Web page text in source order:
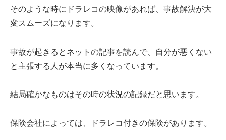
そのような時にドラレコの映像があれば、事故解決が大
変スムーズになります。
事故が起きるとネットの記事を読んで、自分が悪くない
と主張する人が本当に多くなっています。
結局確かなものはその時の状況の記録だと思います。
保険会社によっては、ドラレコ付きの保険があります。